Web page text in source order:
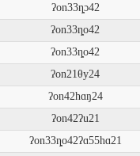
ʔon33ȵɔ42
ʔon33ȵo42
ʔon33ȵo42
ʔon21θy24
ʔon42hɑŋ24
ʔon42ʔu21
ʔon33ȵo42ʔɑ55hɑ21